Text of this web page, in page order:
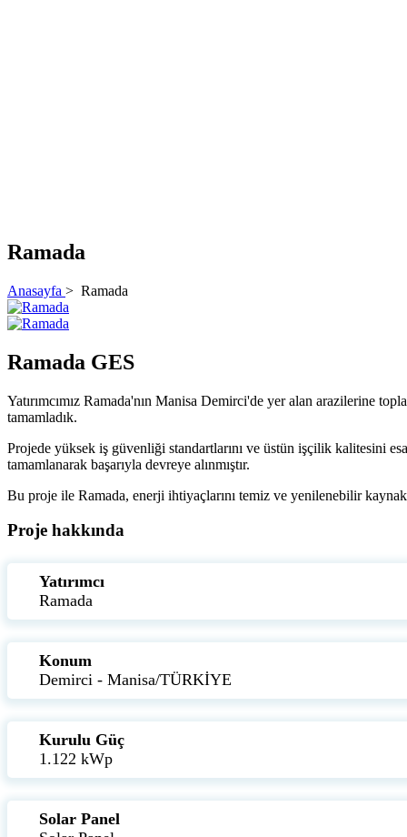
Ramada
Anasayfa > Ramada
Ramada GES
Yatırımcımız Ramada'nın Manisa Demirci'de yer alan arazilerine
tamamladık.
Projede yüksek iş güvenliği standartlarını ve üstün işçilik kalitesini
tamamlanarak başarıyla devreye alınmıştır.
Bu proje ile Ramada, enerji ihtiyaçlarını temiz ve yenilenebilir
Proje hakkında
Yatırımcı
Ramada
Konum
Demirci - Manisa/TÜRKİYE
Kurulu Güç
1.122 kWp
Solar Panel